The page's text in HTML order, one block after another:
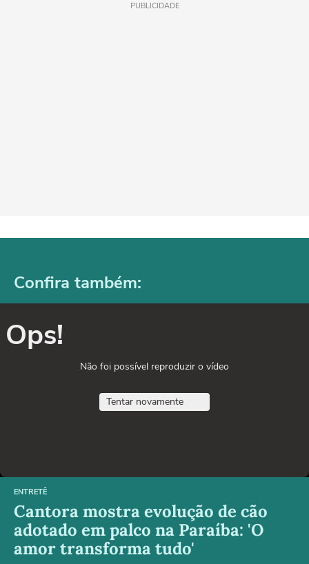
PUBLICIDADE
Confira também:
Ops!
Não foi possível reproduzir o vídeo
Tentar novamente
ENTRETÊ
Cantora mostra evolução de cão
adotado em palco na Paraíba: 'O
amor transforma tudo'